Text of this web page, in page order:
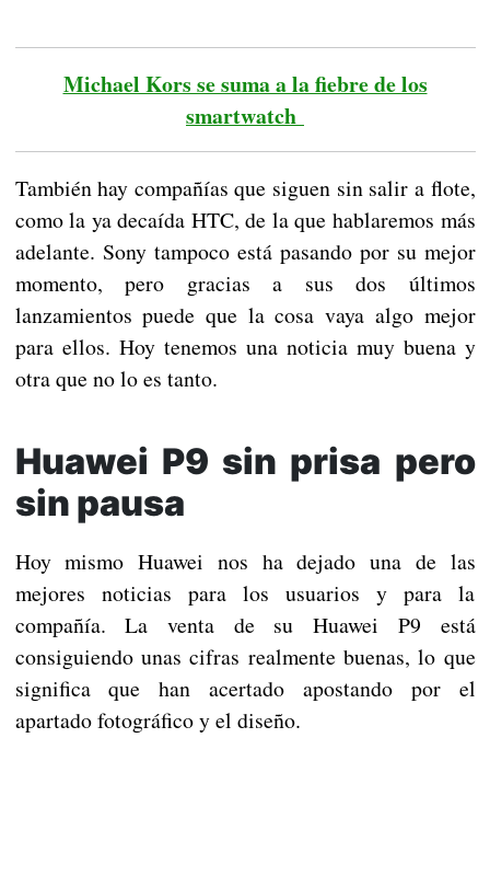
Michael Kors se suma a la fiebre de los
smartwatch
También hay compañías que siguen sin salir a flote,
como la ya decaída HTC, de la que hablaremos más
adelante. Sony tampoco está pasando por su mejor
momento, pero gracias a sus dos últimos
lanzamientos puede que la cosa vaya algo mejor
para ellos. Hoy tenemos una noticia muy buena y
otra que no lo es tanto.
Huawei P9 sin prisa pero
sin pausa
Hoy mismo Huawei nos ha dejado una de las
mejores noticias para los usuarios y para la
compañía. La venta de su Huawei P9 está
consiguiendo unas cifras realmente buenas, lo que
significa que han acertado apostando por el
apartado fotográfico y el diseño.